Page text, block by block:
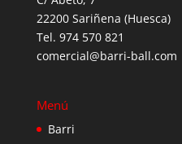
22200 Sariñena (Huesca)
Tel. 974 570 821
comercial@barri-ball.com
Menú
Barri